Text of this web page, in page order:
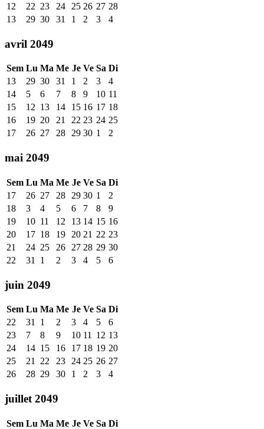
12
22 23 24 25 26 27 28
13
29 30 31 1 2 3 4
avril 2049
Sem Lu Ma Me Je Ve Sa Di
13
29 30 31 1 2 3
4
14
5 6 7 8 9 10 11
15
12 13 14 15 16 17 18
16
19 20 21 22 23 24 25
17
26 27 28 29 30 1 2
mai 2049
Sem Lu Ma Me Je Ve Sa Di
17
26 27 28 29 30 1
2
18
3 4 5 6 7 8
9
19
10 11 12 13 14 15 16
20
17 18 19 20 21 22 23
21
24 25 26 27 28 29 30
22
31 1 2 3 4 5 6
juin 2049
Sem Lu Ma Me Je Ve Sa Di
22
31 1 2 3 4 5
6
23
7 8 9 10 11 12 13
24
14 15 16 17 18 19 20
25
21 22 23 24 25 26 27
26
28 29 30 1 2 3 4
juillet 2049
Sem Lu Ma Me Je Ve Sa Di